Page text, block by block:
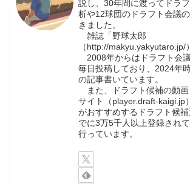
説し、30年間に渡ってドラ
析や12球団のドラフト会議
きました。
雑誌「野球太郎
（http://makyu.yakyutaro.jp/
2008年からはドラフト会
毎日投稿しており、2024年
の記事書いています。
また、ドラフト候補の動画
サイト（player.draft-kaigi.jp
がおすすめするドラフト候
でに3万5千人以上登録され
行っています。